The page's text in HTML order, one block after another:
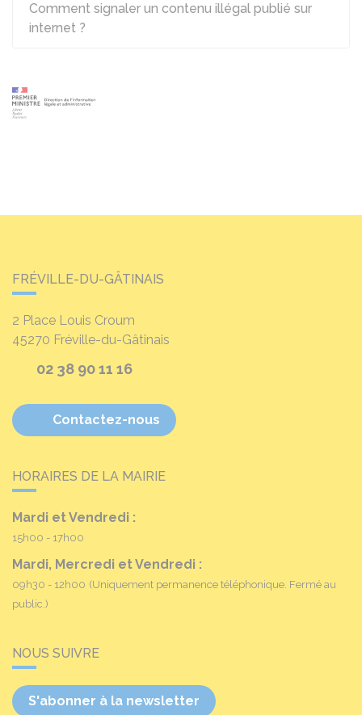
Comment signaler un contenu illégal publié sur
internet ?
FRÉVILLE-DU-GÂTINAIS
2 Place Louis Croum
45270 Fréville-du-Gâtinais
02 38 90 11 16
Contactez-nous
HORAIRES DE LA MAIRIE
Mardi et Vendredi :
15h00 - 17h00
Mardi, Mercredi et Vendredi :
09h30 - 12h00 (Uniquement permanence téléphonique. Fermé au
public.)
NOUS SUIVRE
S'abonner à la newsletter